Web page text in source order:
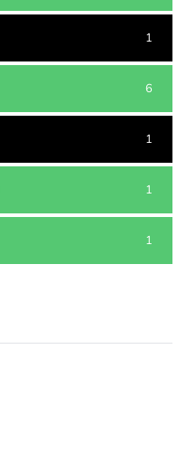
1
6
1
1
1